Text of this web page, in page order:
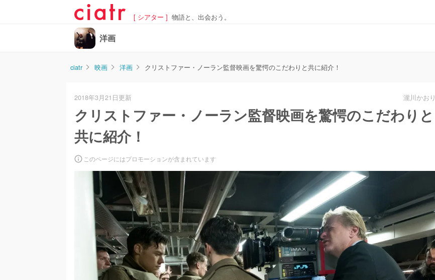
[ シアター ] 物語と、出会おう。
洋画
ciatr 映画 洋画 クリストファー・ノーラン監督映画を驚愕のこだわりと共に紹介！
2018年3月21日更新 瀧川かおり
クリストファー・ノーラン監督映画を驚愕のこだわりと
共に紹介！
このページにはプロモーションが含まれています